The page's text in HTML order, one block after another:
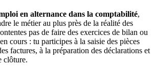
en alternance dans la comptabilité,
le métier au plus près de la réalité des
pas de faire des exercices de bilan ou
cours : tu participes à la saisie des pièces
factures, à la préparation des déclarations et
clôture.